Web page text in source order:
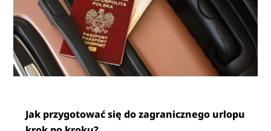
Jak przygotować się do zagranicznego urlopu